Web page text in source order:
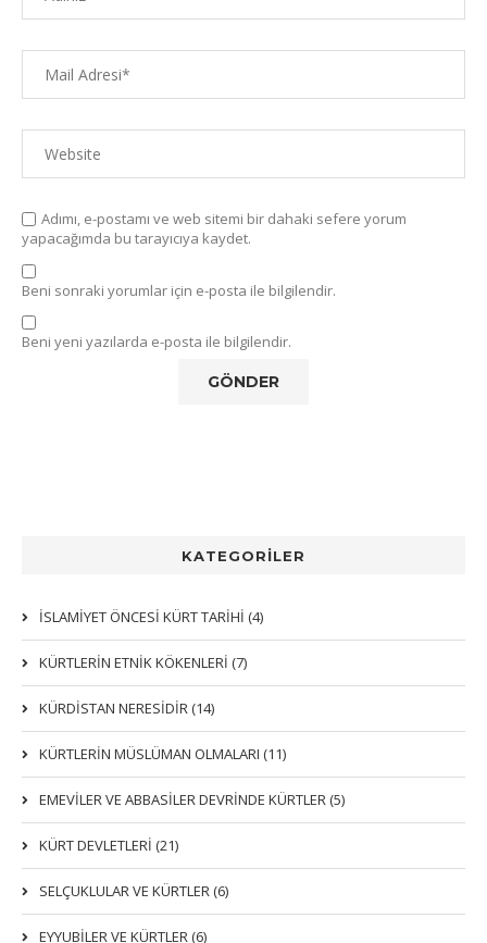
Adımı, e-postamı ve web sitemi bir dahaki sefere yorum
yapacağımda bu tarayıcıya kaydet.
Beni sonraki yorumlar için e-posta ile bilgilendir.
Beni yeni yazılarda e-posta ile bilgilendir.
KATEGORİLER
İSLAMİYET ÖNCESİ KÜRT TARİHİ (4)
KÜRTLERIN ETNIK KÖKENLERI (7)
KÜRDİSTAN NERESİDİR (14)
KÜRTLERİN MÜSLÜMAN OLMALARI (11)
EMEVİLER VE ABBASİLER DEVRİNDE KÜRTLER (5)
KÜRT DEVLETLERİ (21)
SELÇUKLULAR VE KÜRTLER (6)
EYYUBİLER VE KÜRTLER (6)